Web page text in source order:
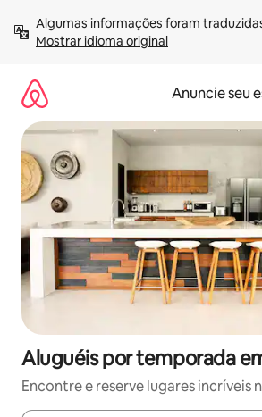
para
Mostrar idioma original
Anuncie seu
Aluguéis por temporada
Encontre e reserve lugares incríveis